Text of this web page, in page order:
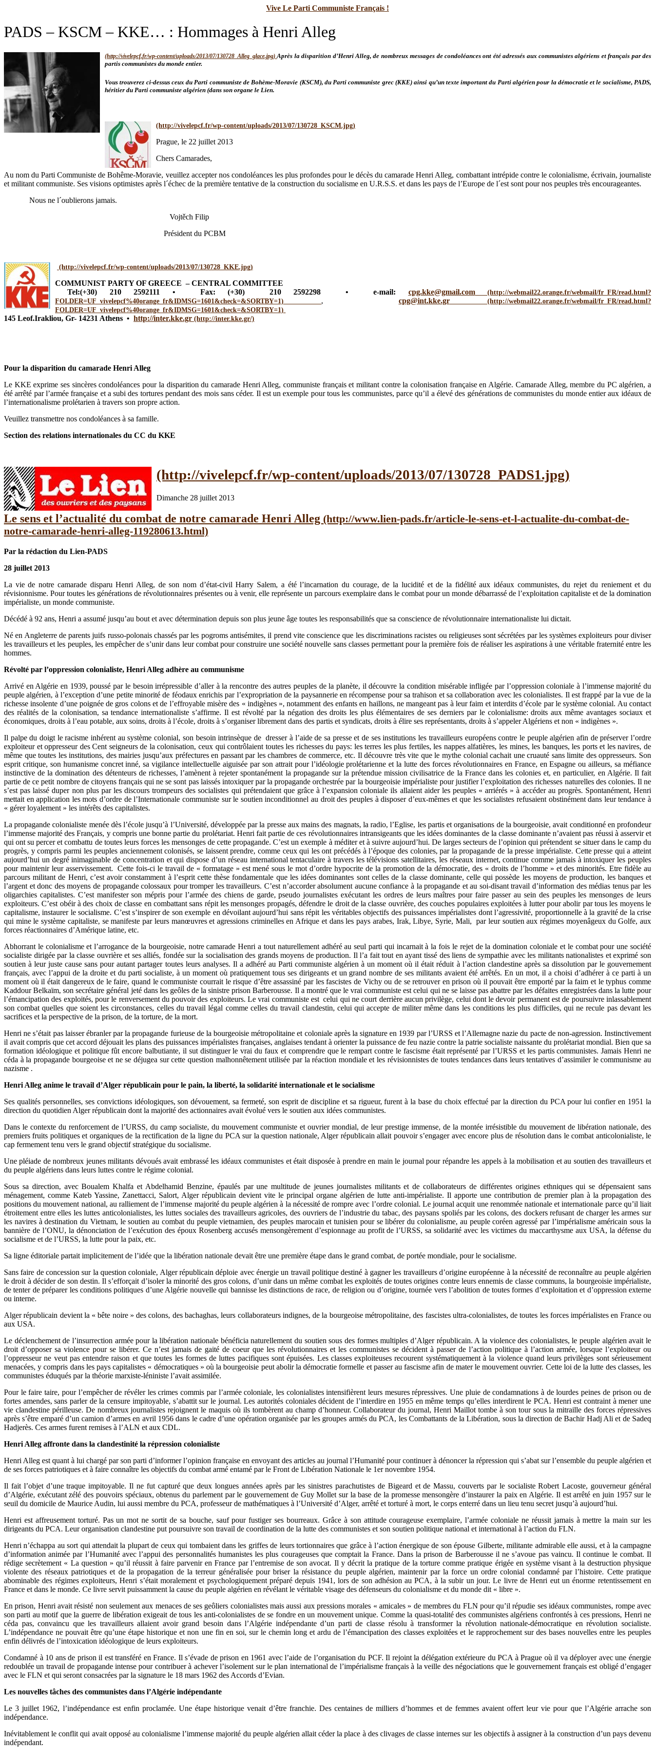
Vive Le Parti Communiste Français !
PADS – KSCM – KKE… : Hommages à Henri Alleg
Après la disparition d’Henri Alleg, de nombreux messages de condoléances ont été adressés aux communistes algériens et français par des
partis communistes du monde entier.
Vous trouverez ci-dessus ceux du Parti communiste de Bohème-Moravie (KSCM), du Parti communiste grec (KKE) ainsi qu’un texte important du Parti algérien pour la démocratie et le socialisme, PADS,
héritier du Parti communiste algérien (dans son organe le Lien.
Prague, le 22 juillet 2013
Chers Camarades,
Au nom du Parti Communiste de Bohême-Moravie, veuillez accepter nos condoléances les plus profondes pour le décès du camarade Henri Alleg, combattant intrépide contre le colonialisme, écrivain, journaliste
et militant communiste. Ses visions optimistes après l´échec de la première tentative de la construction du socialisme en U.R.S.S. et dans les pays de l’Europe de l´est sont pour nos peuples très encourageantes.
Nous ne l´oublierons jamais.
Vojtěch Filip
Président du PCBM
COMMUNIST PARTY OF GREECE – CENTRAL COMMITTEE
Tel:(+30) 210 2592111 • Fax: (+30) 210 2592298 • e-mail: cpg.kke@gmail.com
, cpg@int.kke.gr
145 Leof.Irakliou, Gr- 14231 Athens • http://inter.kke.gr
Pour la disparition du camarade Henri Alleg
Le KKE exprime ses sincères condoléances pour la disparition du camarade Henri Alleg, communiste français et militant contre la colonisation française en Algérie. Camarade Alleg, membre du PC algérien, a
été arrêté par l’armée française et a subi des tortures pendant des mois sans céder. Il est un exemple pour tous les communistes, parce qu’il a élevé des générations de communistes du monde entier aux idéaux de
l’internationalisme prolétarien à travers son propre action.
Veuillez transmettre nos condoléances à sa famille.
Section des relations internationales du CC du KKE
Dimanche 28 juillet 2013
Le sens et l’actualité du combat de notre camarade Henri Alleg
Par la rédaction du Lien-PADS
28 juillet 2013
La vie de notre camarade disparu Henri Alleg, de son nom d’état-civil Harry Salem, a été l’incarnation du courage, de la lucidité et de la fidélité aux idéaux communistes, du rejet du reniement et du
révisionnisme. Pour toutes les générations de révolutionnaires présentes ou à venir, elle représente un parcours exemplaire dans le combat pour un monde débarrassé de l’exploitation capitaliste et de la domination
impérialiste, un monde communiste.
Décédé à 92 ans, Henri a assumé jusqu’au bout et avec détermination depuis son plus jeune âge toutes les responsabilités que sa conscience de révolutionnaire internationaliste lui dictait.
Né en Angleterre de parents juifs russo-polonais chassés par les pogroms antisémites, il prend vite conscience que les discriminations racistes ou religieuses sont sécrétées par les systèmes exploiteurs pour diviser
les travailleurs et les peuples, les empêcher de s’unir dans leur combat pour construire une société nouvelle sans classes permettant pour la première fois de réaliser les aspirations à une véritable fraternité entre les
hommes.
Révolté par l’oppression colonialiste, Henri Alleg adhère au communisme
Arrivé en Algérie en 1939, poussé par le besoin irrépressible d’aller à la rencontre des autres peuples de la planète, il découvre la condition misérable infligée par l’oppression coloniale à l’immense majorité du
peuple algérien, à l’exception d’une petite minorité de féodaux enrichis par l’expropriation de la paysannerie en récompense pour sa trahison et sa collaboration avec les colonialistes. Il est frappé par la vue de la
richesse insolente d’une poignée de gros colons et de l’effroyable misère des « indigènes », notamment des enfants en haillons, ne mangeant pas à leur faim et interdits d’école par le système colonial. Au contact
des réalités de la colonisation, sa tendance internationaliste s’affirme. Il est révolté par la négation des droits les plus élémentaires de ses derniers par le colonialisme: droits aux même avantages sociaux et
économiques, droits à l’eau potable, aux soins, droits à l’école, droits à s’organiser librement dans des partis et syndicats, droits à élire ses représentants, droits à s’appeler Algériens et non « indigènes ».
Il palpe du doigt le racisme inhérent au système colonial, son besoin intrinsèque de dresser à l’aide de sa presse et de ses institutions les travailleurs européens contre le peuple algérien afin de préserver l’ordre
exploiteur et oppresseur des Cent seigneurs de la colonisation, ceux qui contrôlaient toutes les richesses du pays: les terres les plus fertiles, les nappes alfatières, les mines, les banques, les ports et les navires, de
même que toutes les institutions, des mairies jusqu’aux préfectures en passant par les chambres de commerce, etc. Il découvre très vite que le mythe colonial cachait une cruauté sans limite des oppresseurs. Son
esprit critique, son humanisme concret inné, sa vigilance intellectuelle aiguisée par son attrait pour l’idéologie prolétarienne et la lutte des forces révolutionnaires en France, en Espagne ou ailleurs, sa méfiance
instinctive de la domination des détenteurs de richesses, l’amènent à rejeter spontanément la propagande sur la prétendue mission civilisatrice de la France dans les colonies et, en particulier, en Algérie. Il fait
partie de ce petit nombre de citoyens français qui ne se sont pas laissés intoxiquer par la propagande orchestrée par la bourgeoisie impérialiste pour justifier l’exploitation des richesses naturelles des colonies. Il ne
s’est pas laissé duper non plus par les discours trompeurs des socialistes qui prétendaient que grâce à l’expansion coloniale ils allaient aider les peuples « arriérés » à accéder au progrès. Spontanément, Henri
mettait en application les mots d’ordre de l’Internationale communiste sur le soutien inconditionnel au droit des peuples à disposer d’eux-mêmes et que les socialistes refusaient obstinément dans leur tendance à
« gérer loyalement » les intérêts des capitalistes.
La propagande colonialiste menée dès l’école jusqu’à l’Université, développée par la presse aux mains des magnats, la radio, l’Eglise, les partis et organisations de la bourgeoisie, avait conditionné en profondeur
l’immense majorité des Français, y compris une bonne partie du prolétariat. Henri fait partie de ces révolutionnaires intransigeants que les idées dominantes de la classe dominante n’avaient pas réussi à asservir et
qui ont su percer et combattu de toutes leurs forces les mensonges de cette propagande. C’est un exemple à méditer et à suivre aujourd’hui. De larges secteurs de l’opinion qui prétendent se situer dans le camp du
progrès, y compris parmi les peuples anciennement colonisés, se laissent prendre, comme ceux qui les ont précédés à l’époque des colonies, par la propagande de la presse impérialiste. Cette presse qui a atteint
aujourd’hui un degré inimaginable de concentration et qui dispose d’un réseau international tentaculaire à travers les télévisions satellitaires, les réseaux internet, continue comme jamais à intoxiquer les peuples
pour maintenir leur asservissement. Cette fois-ci le travail de « formatage » est mené sous le mot d’ordre hypocrite de la promotion de la démocratie, des « droits de l’homme » et des minorités. Etre fidèle au
parcours militant de Henri, c’est avoir constamment à l’esprit cette thèse fondamentale que les idées dominantes sont celles de la classe dominante, celle qui possède les moyens de production, les banques et
l’argent et donc des moyens de propagande colossaux pour tromper les travailleurs. C’est n’accorder absolument aucune confiance à la propagande et au soi-disant travail d’information des médias tenus par les
oligarchies capitalistes. C’est manifester son mépris pour l’armée des chiens de garde, pseudo journalistes exécutant les ordres de leurs maîtres pour faire passer au sein des peuples les mensonges de leurs
exploiteurs. C’est obéir à des choix de classe en combattant sans répit les mensonges propagés, défendre le droit de la classe ouvrière, des couches populaires exploitées à lutter pour abolir par tous les moyens le
capitalisme, instaurer le socialisme. C’est s’inspirer de son exemple en dévoilant aujourd’hui sans répit les véritables objectifs des puissances impérialistes dont l’agressivité, proportionnelle à la gravité de la crise
qui mine le système capitaliste, se manifeste par leurs manœuvres et agressions criminelles en Afrique et dans les pays arabes, Irak, Libye, Syrie, Mali, par leur soutien aux régimes moyenâgeux du Golfe, aux
forces réactionnaires d’Amérique latine, etc.
Abhorrant le colonialisme et l’arrogance de la bourgeoisie, notre camarade Henri a tout naturellement adhéré au seul parti qui incarnait à la fois le rejet de la domination coloniale et le combat pour une société
socialiste dirigée par la classe ouvrière et ses alliés, fondée sur la socialisation des grands moyens de production. Il l’a fait tout en ayant tissé des liens de sympathie avec les militants nationalistes et exprimé son
soutien à leur juste cause sans pour autant partager toutes leurs analyses. Il a adhéré au Parti communiste algérien à un moment où il était réduit à l’action clandestine après sa dissolution par le gouvernement
français, avec l’appui de la droite et du parti socialiste, à un moment où pratiquement tous ses dirigeants et un grand nombre de ses militants avaient été arrêtés. En un mot, il a choisi d’adhérer à ce parti à un
moment où il était dangereux de le faire, quand le communiste courrait le risque d’être assassiné par les fascistes de Vichy ou de se retrouver en prison où il pouvait être emporté par la faim et le typhus comme
Kaddour Belkaïm, son secrétaire général jeté dans les geôles de la sinistre prison Barberousse. Il a montré que le vrai communiste est celui qui ne se laisse pas abattre par les défaites enregistrées dans la lutte pour
l’émancipation des exploités, pour le renversement du pouvoir des exploiteurs. Le vrai communiste est celui qui ne court derrière aucun privilège, celui dont le devoir permanent est de poursuivre inlassablement
son combat quelles que soient les circonstances, celles du travail légal comme celles du travail clandestin, celui qui accepte de militer même dans les conditions les plus difficiles, qui ne recule pas devant les
sacrifices et la perspective de la prison, de la torture, de la mort.
Henri ne s’était pas laisser ébranler par la propagande furieuse de la bourgeoisie métropolitaine et coloniale après la signature en 1939 par l’URSS et l’Allemagne nazie du pacte de non-agression. Instinctivement
il avait compris que cet accord déjouait les plans des puissances impérialistes françaises, anglaises tendant à orienter la puissance de feu nazie contre la patrie socialiste naissante du prolétariat mondial. Bien que sa
formation idéologique et politique fût encore balbutiante, il sut distinguer le vrai du faux et comprendre que le rempart contre le fascisme était représenté par l’URSS et les partis communistes. Jamais Henri ne
céda à la propagande bourgeoise et ne se déjugea sur cette question malhonnêtement utilisée par la réaction mondiale et les révisionnistes de toutes tendances dans leurs tentatives d’assimiler le communisme au
nazisme .
Henri Alleg anime le travail d’Alger républicain pour le pain, la liberté, la solidarité internationale et le socialisme
Ses qualités personnelles, ses convictions idéologiques, son dévouement, sa fermeté, son esprit de discipline et sa rigueur, furent à la base du choix effectué par la direction du PCA pour lui confier en 1951 la
direction du quotidien Alger républicain dont la majorité des actionnaires avait évolué vers le soutien aux idées communistes.
Dans le contexte du renforcement de l’URSS, du camp socialiste, du mouvement communiste et ouvrier mondial, de leur prestige immense, de la montée irrésistible du mouvement de libération nationale, des
premiers fruits politiques et organiques de la rectification de la ligne du PCA sur la question nationale, Alger républicain allait pouvoir s’engager avec encore plus de résolution dans le combat anticolonialiste, le
cap fermement tenu vers le grand objectif stratégique du socialisme.
Une pléiade de nombreux jeunes militants dévoués avait embrassé les idéaux communistes et était disposée à prendre en main le journal pour répandre les appels à la mobilisation et au soutien des travailleurs et
du peuple algériens dans leurs luttes contre le régime colonial.
Sous sa direction, avec Boualem Khalfa et Abdelhamid Benzine, épaulés par une multitude de jeunes journalistes militants et de collaborateurs de différentes origines ethniques qui se dépensaient sans
ménagement, comme Kateb Yassine, Zanettacci, Salort, Alger républicain devient vite le principal organe algérien de lutte anti-impérialiste. Il apporte une contribution de premier plan à la propagation des
positions du mouvement national, au ralliement de l’immense majorité du peuple algérien à la nécessité de rompre avec l’ordre colonial. Le journal acquit une renommée nationale et internationale parce qu’il liait
étroitement entre elles les luttes anticolonialistes, les luttes sociales des travailleurs agricoles, des ouvriers de l’industrie du tabac, des paysans spoliés par les colons, des dockers refusant de charger les armes sur
les navires à destination du Vietnam, le soutien au combat du peuple vietnamien, des peuples marocain et tunisien pour se libérer du colonialisme, au peuple coréen agressé par l’impérialisme américain sous la
bannière de l’ONU, la dénonciation de l’exécution des époux Rosenberg accusés mensongèrement d’espionnage au profit de l’URSS, sa solidarité avec les victimes du maccarthysme aux USA, la défense du
socialisme et de l’URSS, la lutte pour la paix, etc.
Sa ligne éditoriale partait implicitement de l’idée que la libération nationale devait être une première étape dans le grand combat, de portée mondiale, pour le socialisme.
Sans faire de concession sur la question coloniale, Alger républicain déploie avec énergie un travail politique destiné à gagner les travailleurs d’origine européenne à la nécessité de reconnaître au peuple algérien
le droit à décider de son destin. Il s’efforçait d’isoler la minorité des gros colons, d’unir dans un même combat les exploités de toutes origines contre leurs ennemis de classe communs, la bourgeoisie impérialiste,
de tenter de préparer les conditions politiques d’une Algérie nouvelle qui bannisse les distinctions de race, de religion ou d’origine, tournée vers l’abolition de toutes formes d’exploitation et d’oppression externe
ou interne.
Alger républicain devient la « bête noire » des colons, des bachaghas, leurs collaborateurs indignes, de la bourgeoise métropolitaine, des fascistes ultra-colonialistes, de toutes les forces impérialistes en France ou
aux USA.
Le déclenchement de l’insurrection armée pour la libération nationale bénéficia naturellement du soutien sous des formes multiples d’Alger républicain. A la violence des colonialistes, le peuple algérien avait le
droit d’opposer sa violence pour se libérer. Ce n’est jamais de gaité de coeur que les révolutionnaires et les communistes se décident à passer de l’action politique à l’action armée, lorsque l’exploiteur ou
l’oppresseur ne veut pas entendre raison et que toutes les formes de luttes pacifiques sont épuisées. Les classes exploiteuses recourent systématiquement à la violence quand leurs privilèges sont sérieusement
menacées, y compris dans les pays capitalistes « démocratiques » où la bourgeoisie peut abolir la démocratie formelle et passer au fascisme afin de mater le mouvement ouvrier. Cette loi de la lutte des classes, les
communistes éduqués par la théorie marxiste-léniniste l’avait assimilée.
Pour le faire taire, pour l’empêcher de révéler les crimes commis par l’armée coloniale, les colonialistes intensifièrent leurs mesures répressives. Une pluie de condamnations à de lourdes peines de prison ou de
fortes amendes, sans parler de la censure impitoyable, s’abattit sur le journal. Les autorités coloniales décident de l’interdire en 1955 en même temps qu’elles interdirent le PCA. Henri est contraint à mener une
vie clandestine périlleuse. De nombreux journalistes rejoignent le maquis où ils tombèrent au champ d’honneur. Collaborateur du journal, Henri Maillot tombe à son tour sous la mitraille des forces répressives
après s’être emparé d’un camion d’armes en avril 1956 dans le cadre d’une opération organisée par les groupes armés du PCA, les Combattants de la Libération, sous la direction de Bachir Hadj Ali et de Sadeq
Hadjerès. Ces armes furent remises à l’ALN et aux CDL.
Henri Alleg affronte dans la clandestinité la répression colonialiste
Henri Alleg est quant à lui chargé par son parti d’informer l’opinion française en envoyant des articles au journal l’Humanité pour continuer à dénoncer la répression qui s’abat sur l’ensemble du peuple algérien et
de ses forces patriotiques et à faire connaître les objectifs du combat armé entamé par le Front de Libération Nationale le 1er novembre 1954.
Il fait l’objet d’une traque impitoyable. Il ne fut capturé que deux longues années après par les sinistres parachutistes de Bigeard et de Massu, couverts par le socialiste Robert Lacoste, gouverneur général
d’Algérie, exécutant zélé des pouvoirs spéciaux, obtenus du parlement par le gouvernement de Guy Mollet sur la base de la promesse mensongère d’instaurer la paix en Algérie. Il est arrêté en juin 1957 sur le
seuil du domicile de Maurice Audin, lui aussi membre du PCA, professeur de mathématiques à l’Université d’Alger, arrêté et torturé à mort, le corps enterré dans un lieu tenu secret jusqu’à aujourd’hui.
Henri est affreusement torturé. Pas un mot ne sortit de sa bouche, sauf pour fustiger ses bourreaux. Grâce à son attitude courageuse exemplaire, l’armée coloniale ne réussit jamais à mettre la main sur les
dirigeants du PCA. Leur organisation clandestine put poursuivre son travail de coordination de la lutte des communistes et son soutien politique national et international à l’action du FLN.
Henri n’échappa au sort qui attendait la plupart de ceux qui tombaient dans les griffes de leurs tortionnaires que grâce à l’action énergique de son épouse Gilberte, militante admirable elle aussi, et à la campagne
d’information animée par l’Humanité avec l’appui des personnalités humanistes les plus courageuses que comptait la France. Dans la prison de Barberousse il ne s’avoue pas vaincu. Il continue le combat. Il
rédige secrètement « La question » qu’il réussit à faire parvenir en France par l’entremise de son avocat. Il y décrit la pratique de la torture comme pratique érigée en système visant à la destruction physique
violente des réseaux patriotiques et de la propagation de la terreur généralisée pour briser la résistance du peuple algérien, maintenir par la force un ordre colonial condamné par l’histoire. Cette pratique
abominable des régimes exploiteurs, Henri s’était moralement et psychologiquement préparé depuis 1941, lors de son adhésion au PCA, à la subir un jour. Le livre de Henri eut un énorme retentissement en
France et dans le monde. Ce livre servit puissamment la cause du peuple algérien en révélant le véritable visage des défenseurs du colonialisme et du monde dit « libre ».
En prison, Henri avait résisté non seulement aux menaces de ses geôliers colonialistes mais aussi aux pressions morales « amicales » de membres du FLN pour qu’il répudie ses idéaux communistes, rompe avec
son parti au motif que la guerre de libération exigeait de tous les anti-colonialistes de se fondre en un mouvement unique. Comme la quasi-totalité des communistes algériens confrontés à ces pressions, Henri ne
céda pas, convaincu que les travailleurs allaient avoir grand besoin dans l’Algérie indépendante d’un parti de classe résolu à transformer la révolution nationale-démocratique en révolution socialiste.
L’indépendance ne pouvait être qu’une étape historique et non une fin en soi, sur le chemin long et ardu de l’émancipation des classes exploitées et le rapprochement sur des bases nouvelles entre les peuples
enfin délivrés de l’intoxication idéologique de leurs exploiteurs.
Condamné à 10 ans de prison il est transféré en France. Il s’évade de prison en 1961 avec l’aide de l’organisation du PCF. Il rejoint la délégation extérieure du PCA à Prague où il va déployer avec une énergie
redoublée un travail de propagande intense pour contribuer à achever l’isolement sur le plan international de l’impérialisme français à la veille des négociations que le gouvernement français est obligé d’engager
avec le FLN et qui seront consacrées par la signature le 18 mars 1962 des Accords d’Evian.
Les nouvelles tâches des communistes dans l’Algérie indépendante
Le 3 juillet 1962, l’indépendance est enfin proclamée. Une étape historique venait d’être franchie. Des centaines de milliers d’hommes et de femmes avaient offert leur vie pour que l’Algérie arrache son
indépendance.
Inévitablement le conflit qui avait opposé au colonialisme l’immense majorité du peuple algérien allait céder la place à des clivages de classe internes sur les objectifs à assigner à la construction d’un pays devenu
indépendant.